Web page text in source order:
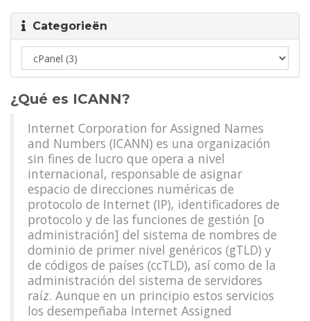
Categorieën
¿Qué es ICANN?
Internet Corporation for Assigned Names
and Numbers (ICANN) es una organización
sin fines de lucro que opera a nivel
internacional, responsable de asignar
espacio de direcciones numéricas de
protocolo de Internet (IP), identificadores de
protocolo y de las funciones de gestión [o
administración] del sistema de nombres de
dominio de primer nivel genéricos (gTLD) y
de códigos de países (ccTLD), así como de la
administración del sistema de servidores
raíz. Aunque en un principio estos servicios
los desempeñaba Internet Assigned